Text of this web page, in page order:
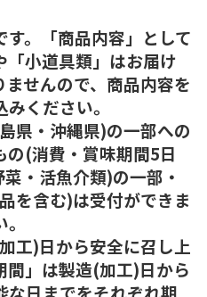
。「商品内容」として
小道具類」はお届け
せんので、商品内容を
ください。
県・沖縄県)の一部への
の(消費・賞味期間5日
・活魚介類)の一部・
を含む)は受付ができま
工)日から安全に召し上
間」は製造(加工)日から
な日までをそれぞれ期